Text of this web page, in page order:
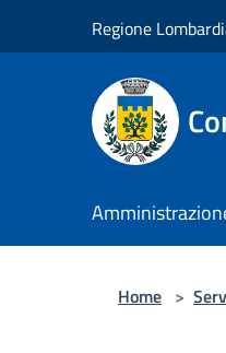
Regione
Home >